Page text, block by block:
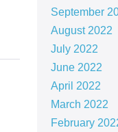
September
August 2022
July 2022
June 2022
April 2022
March 2022
February